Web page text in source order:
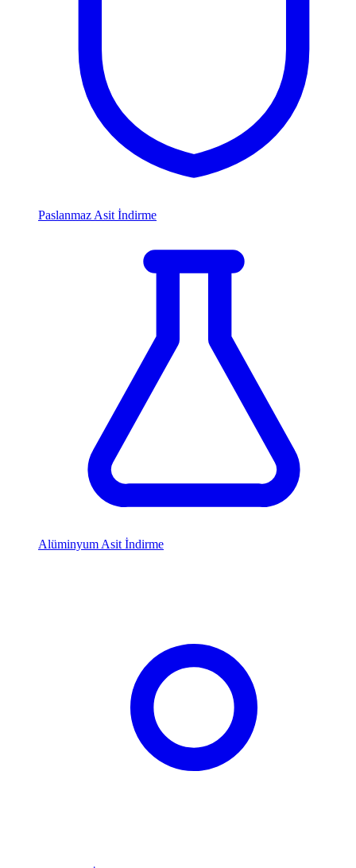
Paslanmaz Asit İndirme
Alüminyum Asit İndirme